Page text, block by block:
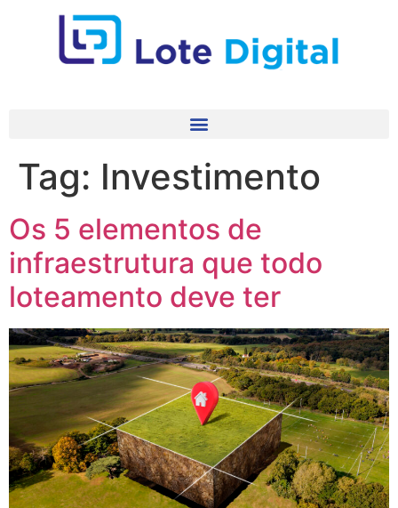
Tag: Investimento
Os 5 elementos de
infraestrutura que todo
loteamento deve ter